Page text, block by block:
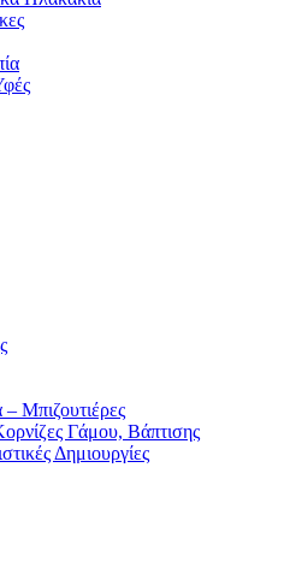
Μπιζουτιέρες
Γάμου, Βάπτισης
Δημιουργίες